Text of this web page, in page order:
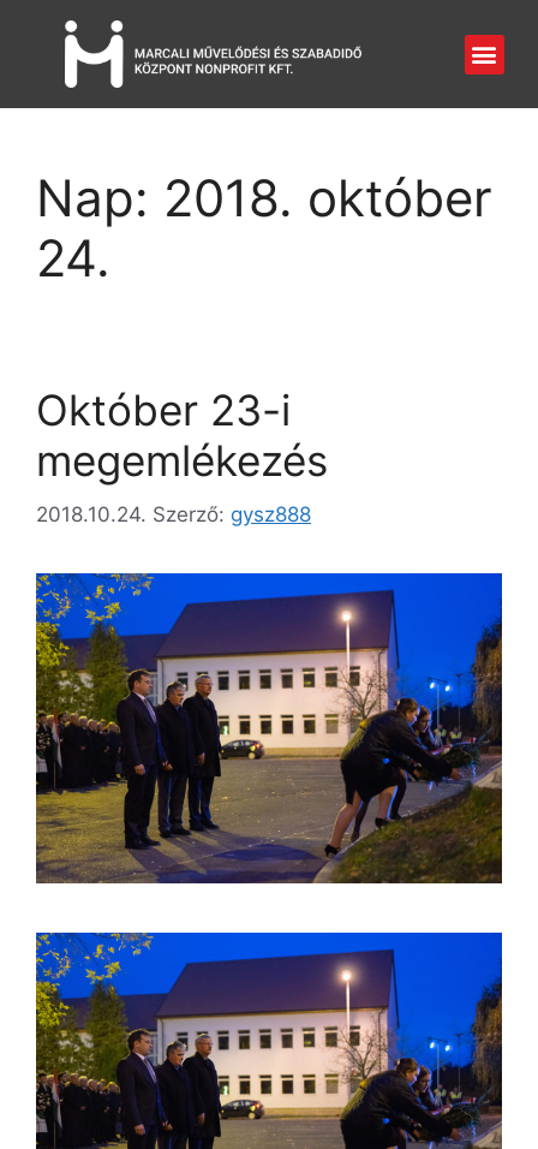
Nap: 2018. október
24.
Október 23-i
megemlékezés
2018.10.24. Szerző: gysz888